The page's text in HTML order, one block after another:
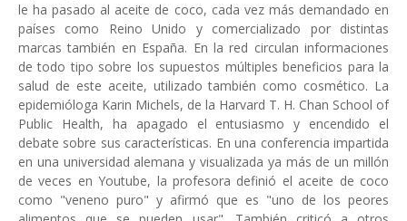
le ha pasado al aceite de coco, cada vez más demandado en
países como Reino Unido y comercializado por distintas
marcas también en España. En la red circulan informaciones
de todo tipo sobre los supuestos múltiples beneficios para la
salud de este aceite, utilizado también como cosmético. La
epidemióloga Karin Michels, de la Harvard T. H. Chan School of
Public Health, ha apagado el entusiasmo y encendido el
debate sobre sus características. En una conferencia impartida
en una universidad alemana y visualizada ya más de un millón
de veces en Youtube, la profesora definió el aceite de coco
como "veneno puro" y afirmó que es "uno de los peores